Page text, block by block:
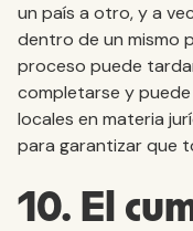
un país a otro, y a
dentro de un mismo
proceso puede
completarse y
locales en materia
para garantizar que
10. El